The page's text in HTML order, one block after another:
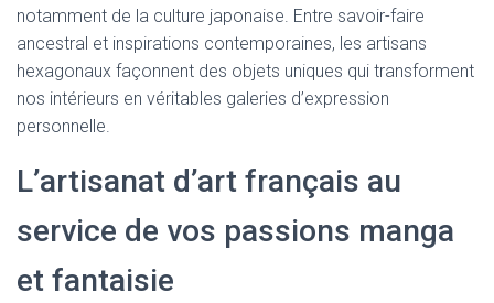
notamment de la culture japonaise. Entre savoir-faire
ancestral et inspirations contemporaines, les artisans
hexagonaux façonnent des objets uniques qui transforment
nos intérieurs en véritables galeries d’expression
personnelle.
L’artisanat d’art français au
service de vos passions manga
et fantaisie